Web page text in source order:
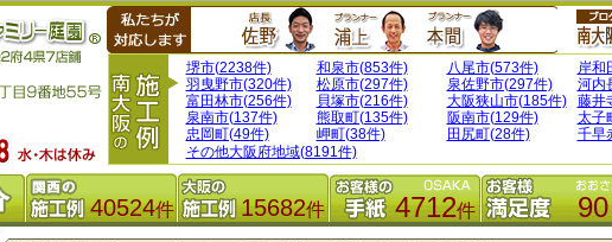
堺市(2238件) 和泉市(853件) 八尾市(573件) 岸和
羽曳野市(320件)
松原市(297件) 泉佐野市(297件) 河内
富田林市(256件)
貝塚市(216件) 大阪狭山市(185件) 藤井
泉南市(137件)
熊取町(135件) 阪南市(129件) 太子
忠岡町(49件)
岬町(38件) 田尻町(28件)
千早
その他大阪府地域(8191件)
40524件 15682件 4712件 90